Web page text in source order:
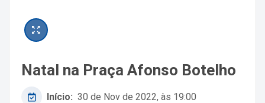
Natal na Praça Afonso Botelho
Início: 30 de Nov de 2022, às 19:00